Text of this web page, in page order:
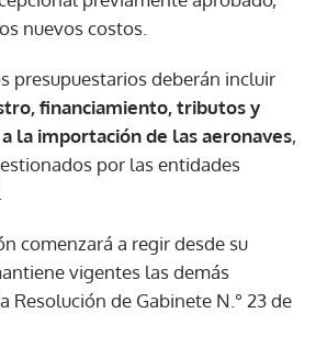
nuevos costos.
presupuestarios deberán incluir
financiamiento, tributos y
la importación de las aeronaves,
por las entidades
comenzará a regir desde su
vigentes las demás
Resolución de Gabinete N.° 23 de